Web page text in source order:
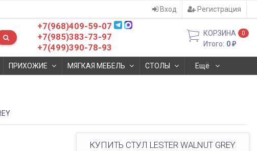
Вход Регистрация
+7(968)409-59-07
+7(985)383-73-97
+7(499)390-78-93
КОРЗИНА 0
Итого: 0₽
ПРИХОЖИЕ МЯГКАЯ МЕБЕЛЬ СТОЛЫ Ещё
КУПИТЬ СТУЛ LESTER WALNUT GREY